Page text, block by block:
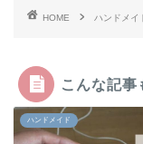
HOME ハンドメイ
こんな記事
ハンドメイド